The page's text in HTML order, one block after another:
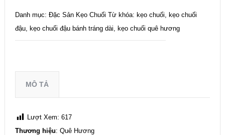
Danh mục: Đặc Sản Kẹo Chuối Từ khóa: kẹo chuối, kẹo chuối
đậu, kẹo chuối đậu bánh tráng dài, kẹo chuối quê hương
MÔ TẢ
Lượt Xem: 617
Thương hiệu: Quê Hương